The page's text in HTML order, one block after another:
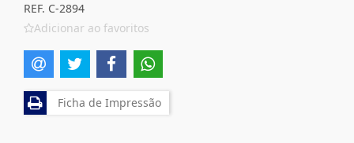
REF. C-2894
Adicionar ao favoritos
Ficha de Impressão